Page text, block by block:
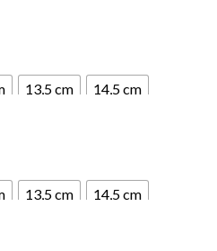
13,5 cm 14,5 cm
13,5 cm 14,5 cm